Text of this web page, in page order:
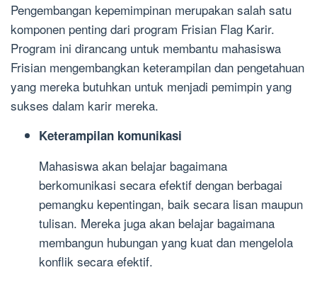
Pengembangan kepemimpinan merupakan salah satu
komponen penting dari program Frisian Flag Karir.
Program ini dirancang untuk membantu mahasiswa
Frisian mengembangkan keterampilan dan pengetahuan
yang mereka butuhkan untuk menjadi pemimpin yang
sukses dalam karir mereka.
Keterampilan komunikasi
Mahasiswa akan belajar bagaimana
berkomunikasi secara efektif dengan berbagai
pemangku kepentingan, baik secara lisan maupun
tulisan. Mereka juga akan belajar bagaimana
membangun hubungan yang kuat dan mengelola
konflik secara efektif.